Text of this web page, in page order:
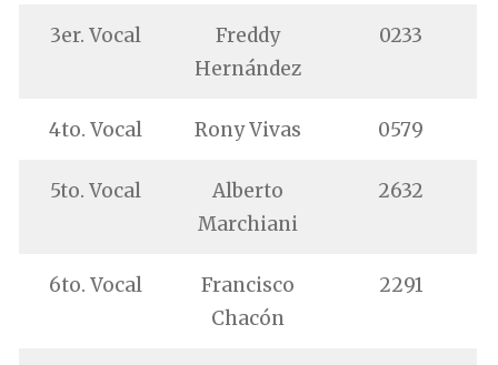
3er. Vocal
Freddy
Hernández
0233
4to. Vocal Rony Vivas 0579
5to. Vocal
Alberto
Marchiani
2632
6to. Vocal
Francisco
Chacón
2291